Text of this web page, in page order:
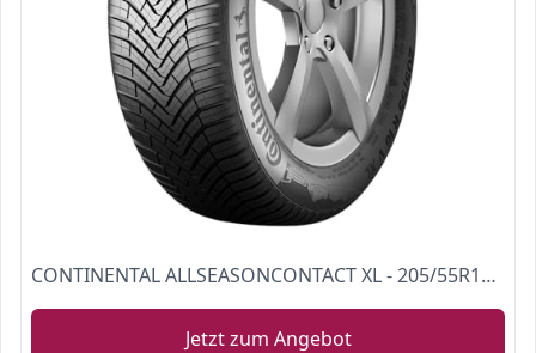
CONTINENTAL ALLSEASONCONTACT XL - 205/55R16 94H - B/B/72dB - Ganzjahresreifen [Energieklasse B]
Jetzt zum Angebot